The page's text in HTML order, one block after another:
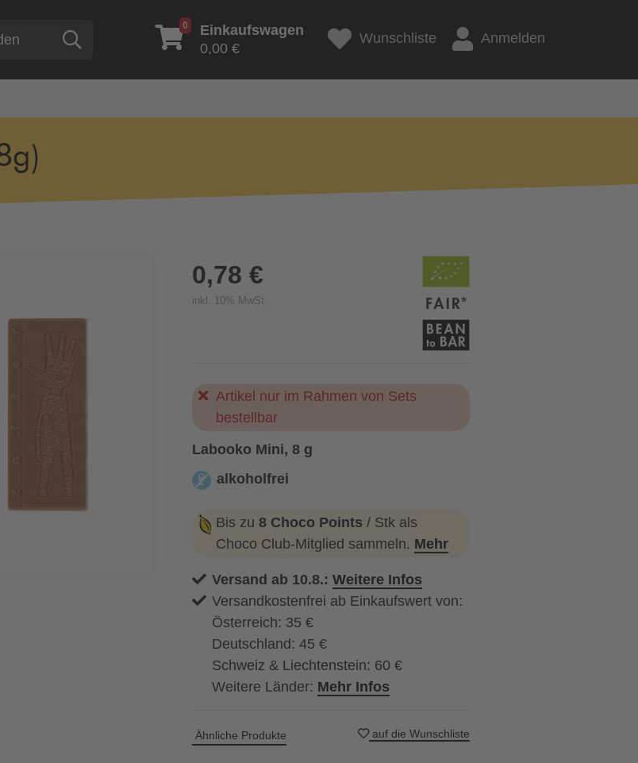
0
Einkaufswagen
0,00 €
Wunschliste Anmelden
0,78 €
inkl. 10% MwSt.
Artikel nur im Rahmen von Sets
bestellbar
Labooko Mini, 8 g
alkoholfrei
Bis zu 8 Choco Points / Stk als
Choco Club-Mitglied sammeln. Mehr
Versand ab 10.8.: Weitere Infos
Versandkostenfrei ab Einkaufswert von:
Österreich: 35 €
Deutschland: 45 €
Schweiz & Liechtenstein: 60 €
Weitere Länder: Mehr Infos
auf die Wunschliste
Ähnliche Produkte